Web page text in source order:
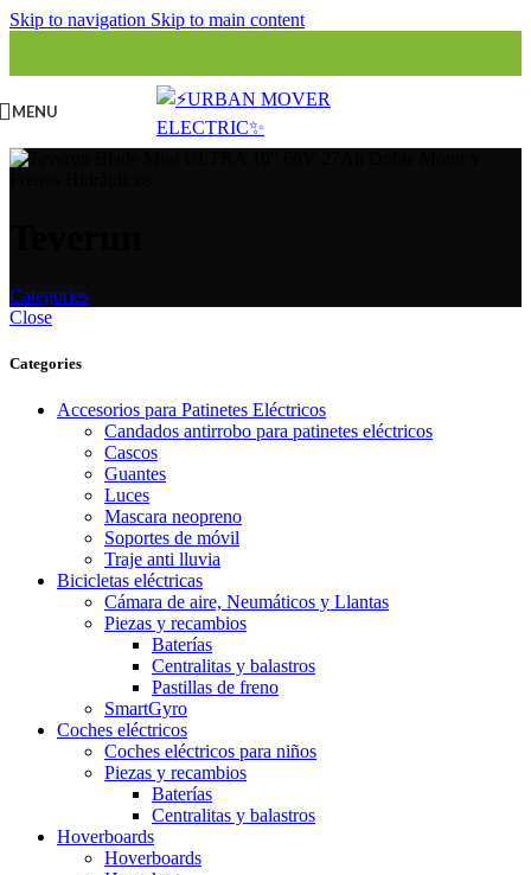
Skip to navigation Skip to main content
MENU
Categories
Close
Categories
Accesorios para Patinetes Eléctricos
Candados antirrobo para patinetes eléctricos
Cascos
Guantes
Luces
Mascara neopreno
Soportes de móvil
Traje anti lluvia
Bicicletas eléctricas
Cámara de aire, Neumáticos y Llantas
Piezas y recambios
Baterías
Centralitas y balastros
Pastillas de freno
SmartGyro
Coches eléctricos
Coches eléctricos para niños
Piezas y recambios
Baterías
Centralitas y balastros
Hoverboards
Hoverboards